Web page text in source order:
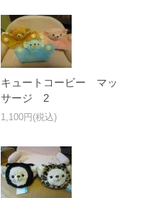
キュートコービー マッ
サージ 2
1,100円(税込)